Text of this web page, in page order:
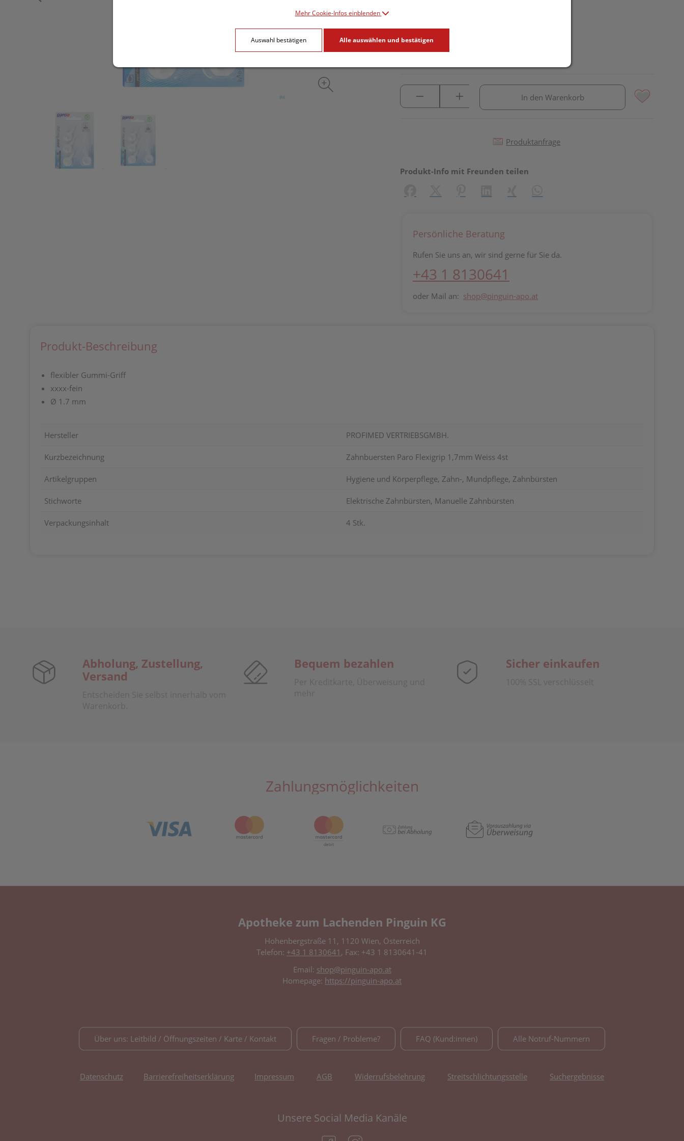
lieferbar
In den Warenkorb
Produktanfrage
Produkt-Info mit Freunden teilen
Persönliche Beratung
Rufen Sie uns an, wir sind gerne für Sie da.
+43 1 8130641
oder Mail an: shop@pinguin-apo.at
Produkt-Beschreibung
flexibler Gummi-Griff
xxxx-fein
Ø 1.7 mm
Hersteller PROFIMED VERTRIEBSGMBH.
Kurzbezeichnung Zahnbuersten Paro Flexigrip 1,7mm Weiss 4st
Artikelgruppen Hygiene und Körperpflege, Zahn-, Mundpflege, Zahnbürsten
Stichworte Elektrische Zahnbürsten, Manuelle Zahnbürsten
Verpackungsinhalt 4 Stk.
Abholung, Zustellung,
Versand
Entscheiden Sie selbst innerhalb vom
Warenkorb.
Bequem bezahlen
Per Kreditkarte, Überweisung und
mehr
Sicher einkaufen
100% SSL verschlüsselt
Zahlungsmöglichkeiten
Apotheke zum Lachenden Pinguin KG
Hohenbergstraße 11, 1120 Wien, Österreich
Telefon: +43 1 8130641 , Fax: +43 1 8130641-41
Email: shop@pinguin-apo.at
Homepage: https://pinguin-apo.at
Über uns: Leitbild / Öffnungszeiten / Karte / Kontakt Fragen / Probleme? FAQ (Kund:innen) Alle Notruf-Nummern
Datenschutz Barrierefreiheitserklärung Impressum AGB Widerrufsbelehrung Streitschlichtungsstelle Suchergebnisse
Unsere Social Media Kanäle
Mehr Cookie-Infos einblenden
Auswahl bestätigen Alle auswählen und bestätigen